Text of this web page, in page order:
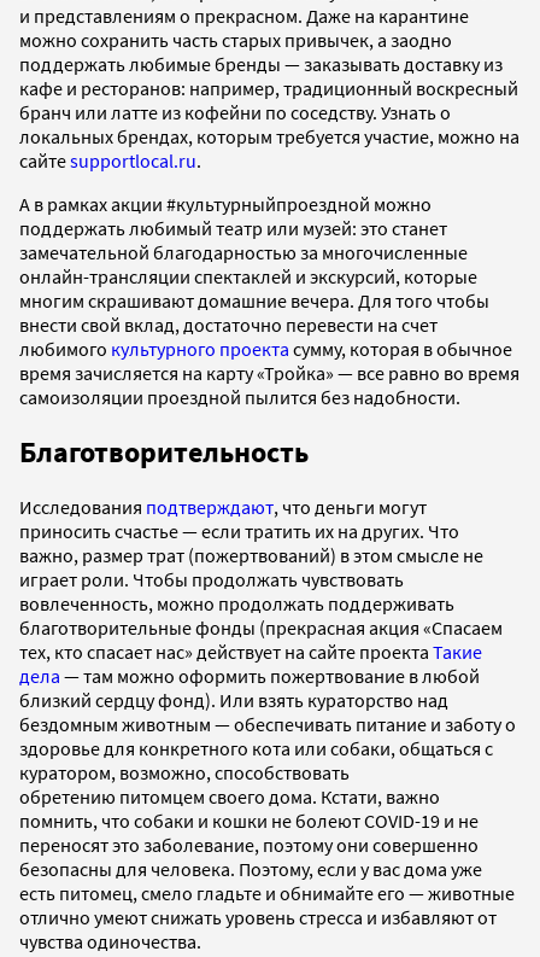
и представлениям о прекрасном. Даже на карантине
можно сохранить часть старых привычек, а заодно
поддержать любимые бренды — заказывать доставку из
кафе и ресторанов: например, традиционный воскресный
бранч или латте из кофейни по соседству. Узнать о
локальных брендах, которым требуется участие, можно на
сайтеsupportlocal.ru.
А в рамках акции #культурныйпроездной можно
поддержать любимый театр или музей: это станет
замечательной благодарностью за многочисленные
онлайн-трансляции спектаклей и экскурсий, которые
многим скрашивают домашние вечера. Для того чтобы
внести свой вклад, достаточно перевести на счет
любимого культурного проекта сумму, которая в обычное
время зачисляется на карту «Тройка» — все равно во время
самоизоляции проездной пылится без надобности.
Благотворительность
Исследования подтверждают, что деньги могут
приносить счастье — если тратить их на других. Что
важно, размер трат (пожертвований) в этом смысле не
играет роли. Чтобы продолжать чувствовать
вовлеченность, можно продолжать поддерживать
благотворительные фонды (прекрасная акция «Спасаем
тех, кто спасает нас» действует на сайте проекта Такие
дела — там можно оформить пожертвование в любой
близкий сердцу фонд). Или взять кураторство над
бездомным животным — обеспечивать питание и заботу о
здоровье для конкретного кота или собаки, общаться с
куратором, возможно, способствовать
обретению питомцем своего дома. Кстати, важно
помнить, что собаки и кошки не болеют COVID-19 и не
переносят это заболевание, поэтому они совершенно
безопасны для человека. Поэтому, если у вас дома уже
есть питомец, смело гладьте и обнимайте его — животные
отлично умеют снижать уровень стресса и избавляют от
чувства одиночества.